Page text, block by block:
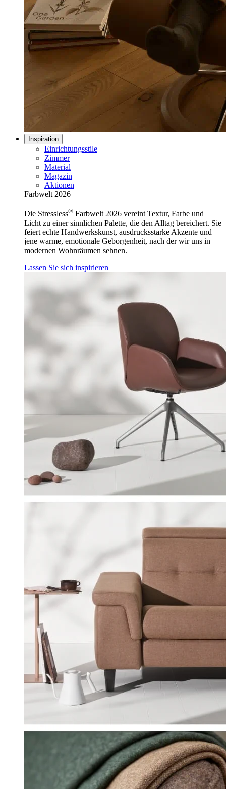
Inspiration
Einrichtungsstile
Zimmer
Material
Magazin
Aktionen
Farbwelt 2026
Die Stressless® Farbwelt 2026 vereint Textur, Farbe und
Licht zu einer sinnlichen Palette, die den Alltag bereichert. Sie
feiert echte Handwerkskunst, ausdrucksstarke Akzente und
jene warme, emotionale Geborgenheit, nach der wir uns in
modernen Wohnräumen sehnen.
Lassen Sie sich inspirieren